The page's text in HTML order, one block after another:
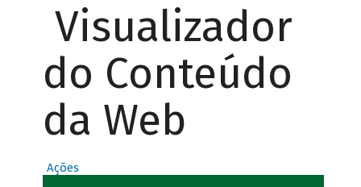
Visualizador
do Conteúdo
da Web
Ações